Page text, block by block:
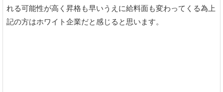
れる可能性が高く昇格も早いうえに給料面も変わってくる為上
記の方はホワイト企業だと感じると思います。